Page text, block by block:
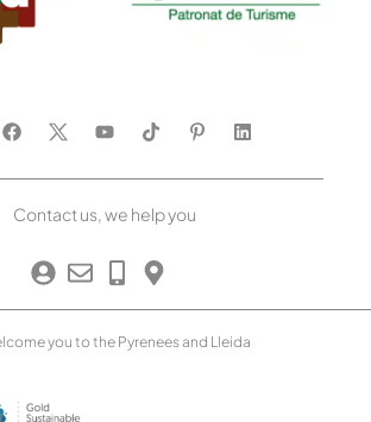
Contact us, we help you
you to the Pyrenees and Lleida